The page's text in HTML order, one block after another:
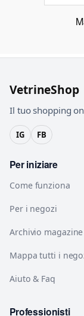
VetrineShop
Il tuo shopping
IG FB
Per iniziare
Come funziona
Per i negozi
Archivio magazine
Mappa tutti i
Aiuto & Faq
Professionisti